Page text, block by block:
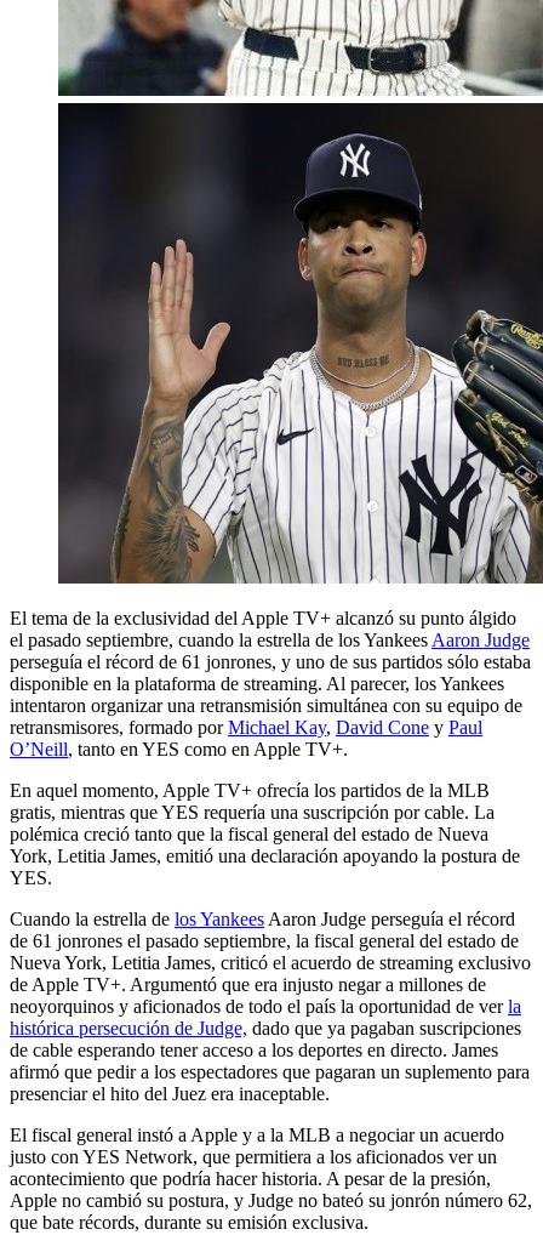
El tema de la exclusividad del Apple TV+ alcanzó su punto álgido
el pasado septiembre, cuando la estrella de los Yankees Aaron Judge
perseguía el récord de 61 jonrones, y uno de sus partidos sólo estaba
disponible en la plataforma de streaming. Al parecer, los Yankees
intentaron organizar una retransmisión simultánea con su equipo de
retransmisores, formado porMichael Kay, David Cone y Paul
O’Neill, tanto en YES como en Apple TV+.
En aquel momento, Apple TV+ ofrecía los partidos de la MLB
gratis, mientras que YES requería una suscripción por cable. La
polémica creció tanto que la fiscal general del estado de Nueva
York, Letitia James, emitió una declaración apoyando la postura de
YES.
Cuando la estrella de los Yankees Aaron Judge perseguía el récord
de 61 jonrones el pasado septiembre, la fiscal general del estado de
Nueva York, Letitia James, criticó el acuerdo de streaming exclusivo
de Apple TV+. Argumentó que era injusto negar a millones de
neoyorquinos y aficionados de todo el país la oportunidad de verla
histórica persecución de Judge, dado que ya pagaban suscripciones
de cable esperando tener acceso a los deportes en directo. James
afirmó que pedir a los espectadores que pagaran un suplemento para
presenciar el hito del Juez era inaceptable.
El fiscal general instó a Apple y a la MLB a negociar un acuerdo
justo con YES Network, que permitiera a los aficionados ver un
acontecimiento que podría hacer historia. A pesar de la presión,
Apple no cambió su postura, y Judge no bateó su jonrón número 62,
que bate récords, durante su emisión exclusiva.